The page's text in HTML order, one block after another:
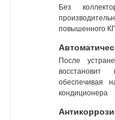
Без
повышенного
После
обеспечивая
кондиционера